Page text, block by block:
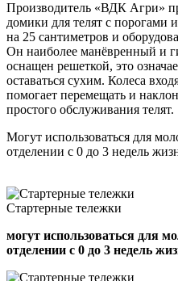
Производитель «ВДК Агри»
домики для телят с
на 25 сантиметров и
Он наиболее манёвренный и
оснащен решеткой, это
оставаться сухим. Колеса
помогает перемещать и
простого обслуживания телят.
Могут использоваться для
отделении с 0 до 3 недель
Стартерные тележки
могут использоваться для
отделении с 0 до 3 недель